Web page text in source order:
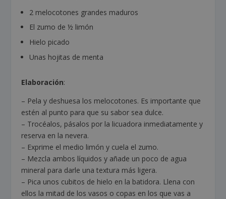
2 melocotones grandes maduros
El zumo de ½ limón
Hielo picado
Unas hojitas de menta
Elaboración:
– Pela y deshuesa los melocotones. Es importante que
estén al punto para que su sabor sea dulce.
– Trocéalos, pásalos por la licuadora inmediatamente y
reserva en la nevera.
– Exprime el medio limón y cuela el zumo.
– Mezcla ambos líquidos y añade un poco de agua
mineral para darle una textura más ligera.
– Pica unos cubitos de hielo en la batidora. Llena con
ellos la mitad de los vasos o copas en los que vas a